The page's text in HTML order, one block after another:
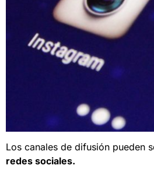
Los canales de difusión pueden
redes sociales.